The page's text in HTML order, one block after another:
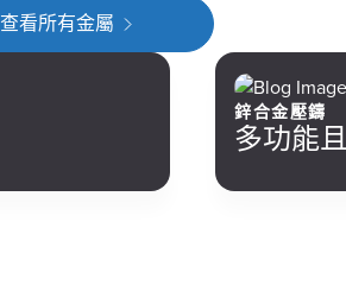
查看所有金屬
鋅合金壓鑄
多功能